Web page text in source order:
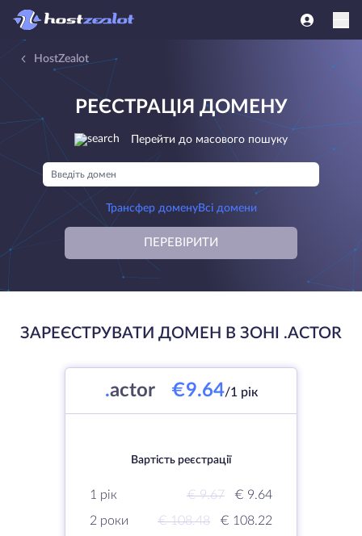
HostZealot
РЕЄСТРАЦІЯ ДОМЕНУ
Перейти до масового пошуку
Трансфер доменуВсі домени
ПЕРЕВІРИТИ
ЗАРЕЄСТРУВАТИ ДОМЕН В ЗОНІ .ACTOR
.actor €9.64/1 рік
Вартість реєстрації
1 рік € 9.67
€ 9.64
2 роки
€ 108.48
€ 108.22